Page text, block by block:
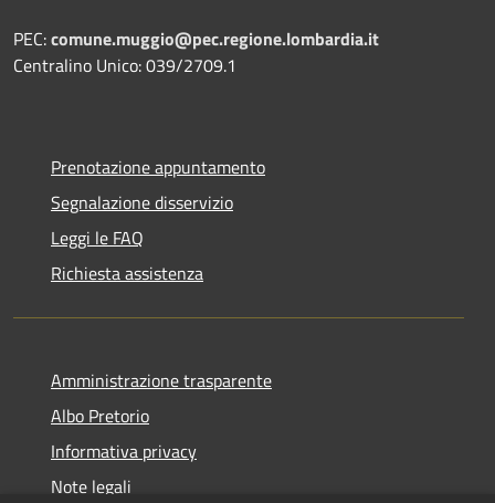
PEC:comune.muggio@pec.regione.lombardia.it
Centralino Unico: 039/2709.1
Prenotazione appuntamento
Segnalazione disservizio
Leggi le FAQ
Richiesta assistenza
Amministrazione trasparente
Albo Pretorio
Informativa privacy
Note legali